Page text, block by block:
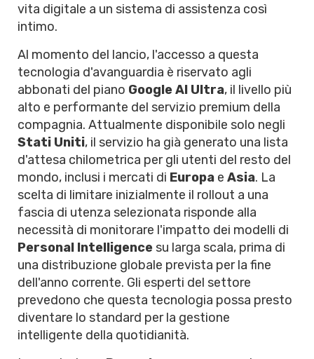
vita digitale a un sistema di assistenza così
intimo.
Al momento del lancio, l'accesso a questa
tecnologia d'avanguardia è riservato agli
abbonati del piano Google AI Ultra, il livello più
alto e performante del servizio premium della
compagnia. Attualmente disponibile solo negli
Stati Uniti, il servizio ha già generato una lista
d'attesa chilometrica per gli utenti del resto del
mondo, inclusi i mercati di Europa e Asia. La
scelta di limitare inizialmente il rollout a una
fascia di utenza selezionata risponde alla
necessità di monitorare l'impatto dei modelli di
Personal Intelligence su larga scala, prima di
una distribuzione globale prevista per la fine
dell'anno corrente. Gli esperti del settore
prevedono che questa tecnologia possa presto
diventare lo standard per la gestione
intelligente della quotidianità.